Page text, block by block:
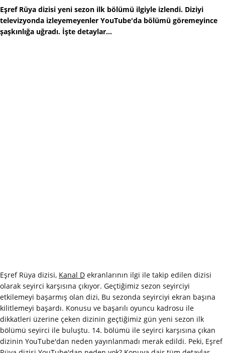
Eşref Rüya dizisi yeni sezon ilk bölümü ilgiyle izlendi. Diziyi
televizyonda izleyemeyenler YouTube'da bölümü göremeyince
şaşkınlığa uğradı. İşte detaylar...
Eşref Rüya dizisi, Kanal D ekranlarının ilgi ile takip edilen dizisi
olarak seyirci karşısına çıkıyor. Geçtiğimiz sezon seyirciyi
etkilemeyi başarmış olan dizi, Bu sezonda seyirciyi ekran başına
kilitlemeyi başardı. Konusu ve başarılı oyuncu kadrosu ile
dikkatleri üzerine çeken dizinin geçtiğimiz gün yeni sezon ilk
bölümü seyirci ile buluştu. 14. bölümü ile seyirci karşısına çıkan
dizinin YouTube'dan neden yayınlanmadı merak edildi. Peki, Eşref